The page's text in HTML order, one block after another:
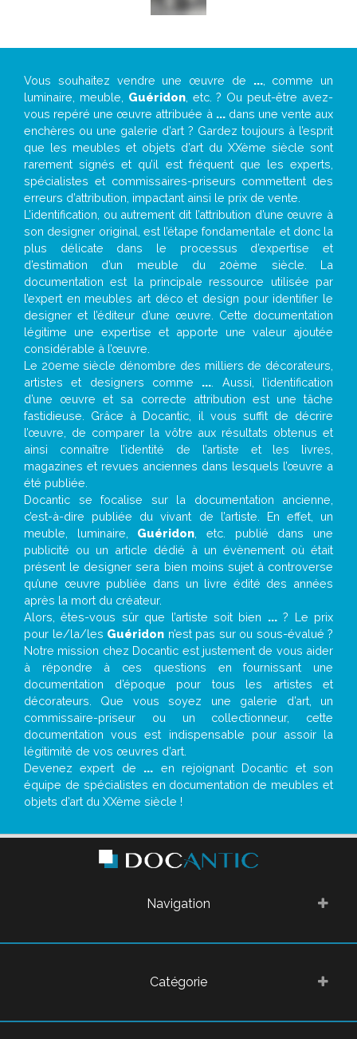
Vous souhaitez vendre une œuvre de ..., comme un
luminaire, meuble, Guéridon, etc. ? Ou peut-être avez-
vous repéré une œuvre attribuée à ...dans une vente aux
enchères ou une galerie d’art ? Gardez toujours à l’esprit
que les meubles et objets d’art du XXème siècle sont
rarement signés et qu’il est fréquent que les experts,
spécialistes et commissaires-priseurs commettent des
erreurs d’attribution, impactant ainsi le prix de vente.
L’identification, ou autrement dit l’attribution d’une œuvre à
son designer original, est l’étape fondamentale et donc la
plus délicate dans le processus d’expertise et
d’estimation d’un meuble du 20ème siècle. La
documentation est la principale ressource utilisée par
l’expert en meubles art déco et design pour identifier le
designer et l’éditeur d’une œuvre. Cette documentation
légitime une expertise et apporte une valeur ajoutée
considérable à l’œuvre.
Le 20eme siècle dénombre des milliers de décorateurs,
artistes et designers comme ... . Aussi, l’identification
d’une œuvre et sa correcte attribution est une tâche
fastidieuse. Grâce à Docantic, il vous suffit de décrire
l’œuvre, de comparer la vôtre aux résultats obtenus et
ainsi connaître l’identité de l’artiste et les livres,
magazines et revues anciennes dans lesquels l’œuvre a
été publiée.
Docantic se focalise sur la documentation ancienne,
c’est-à-dire publiée du vivant de l’artiste. En effet, un
meuble, luminaire, Guéridon , etc. publié dans une
publicité ou un article dédié à un évènement où était
présent le designer sera bien moins sujet à controverse
qu’une œuvre publiée dans un livre édité des années
après la mort du créateur.
Alors, êtes-vous sûr que l’artiste soit bien ...? Le prix
pour le/la/les Guéridon n’est pas sur ou sous-évalué ?
Notre mission chez Docantic est justement de vous aider
à répondre à ces questions en fournissant une
documentation d’époque pour tous les artistes et
décorateurs. Que vous soyez une galerie d’art, un
commissaire-priseur ou un collectionneur, cette
documentation vous est indispensable pour assoir la
légitimité de vos œuvres d’art.
Devenez expert de ... en rejoignant Docantic et son
équipe de spécialistes en documentation de meubles et
objets d’art du XXème siècle !
Navigation
Catégorie